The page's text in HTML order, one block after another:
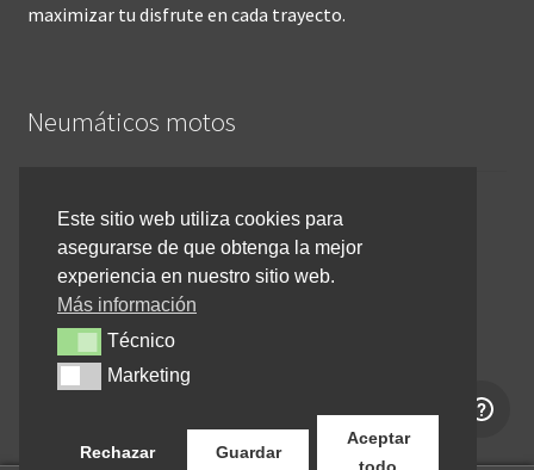
maximizar tu disfrute en cada trayecto.
Neumáticos motos
Inicio
Cómo comprar online
Devoluciones y reembolsos
Cancelar pedido
Contacto
Este sitio web utiliza cookies para
asegurarse de que obtenga la mejor
experiencia en nuestro sitio web.
Más información
TécnicoTécnico
MarketingMarketing
Rechazar Guardar
Aceptar